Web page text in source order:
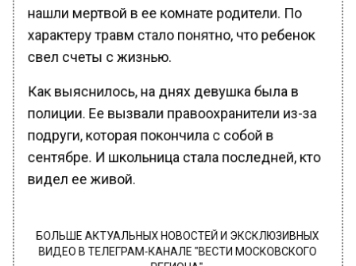
нашли мертвой в ее комнате родители. По
характеру травм стало понятно, что ребенок
свел счеты с жизнью.
Как выяснилось, на днях девушка была в
полиции. Ее вызвали правоохранители из-за
подруги, которая покончила с собой в
сентябре. И школьница стала последней, кто
видел ее живой.
БОЛЬШЕ АКТУАЛЬНЫХ НОВОСТЕЙ И ЭКСКЛЮЗИВНЫХ
ВИДЕО В ТЕЛЕГРАМ-КАНАЛЕ "ВЕСТИ МОСКОВСКОГО